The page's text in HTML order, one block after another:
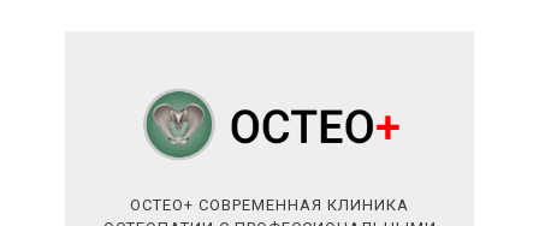
ОСТЕО+ СОВРЕМЕННАЯ КЛИНИКА